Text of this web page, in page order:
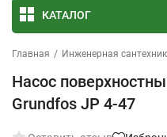
КАТАЛОГ
Главная / Инженерная
Насос
Grundfos JP 4-47